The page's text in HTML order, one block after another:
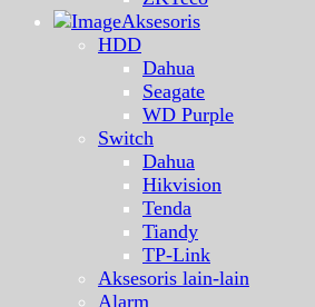
Aksesoris
HDD
Dahua
Seagate
WD Purple
Switch
Dahua
Hikvision
Tenda
Tiandy
TP-Link
Aksesoris lain-lain
Alarm